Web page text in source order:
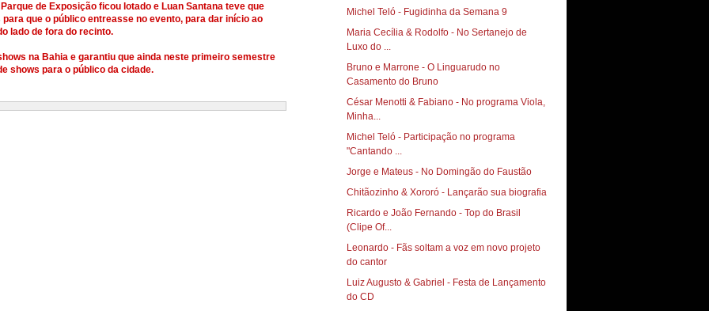
de Exposição ficou lotado e Luan Santana teve que
que o público entreasse no evento, para dar início ao
lado de fora do recinto.
na Bahia e garantiu que ainda neste primeiro semestre
shows para o público da cidade.
Michel Teló - Fugidinha da Semana 9
Maria Cecília & Rodolfo - No Sertanejo de
Luxo do ...
Bruno e Marrone - O Linguarudo no
Casamento do Bruno
César Menotti & Fabiano - No programa Viola,
Minha...
Michel Teló - Participação no programa
"Cantando ...
Jorge e Mateus - No Domingão do Faustão
Chitãozinho & Xororó - Lançarão sua biografia
Ricardo e João Fernando - Top do Brasil
(Clipe Of...
Leonardo - Fãs soltam a voz em novo projeto
do cantor
Luiz Augusto & Gabriel - Festa de Lançamento
do CD